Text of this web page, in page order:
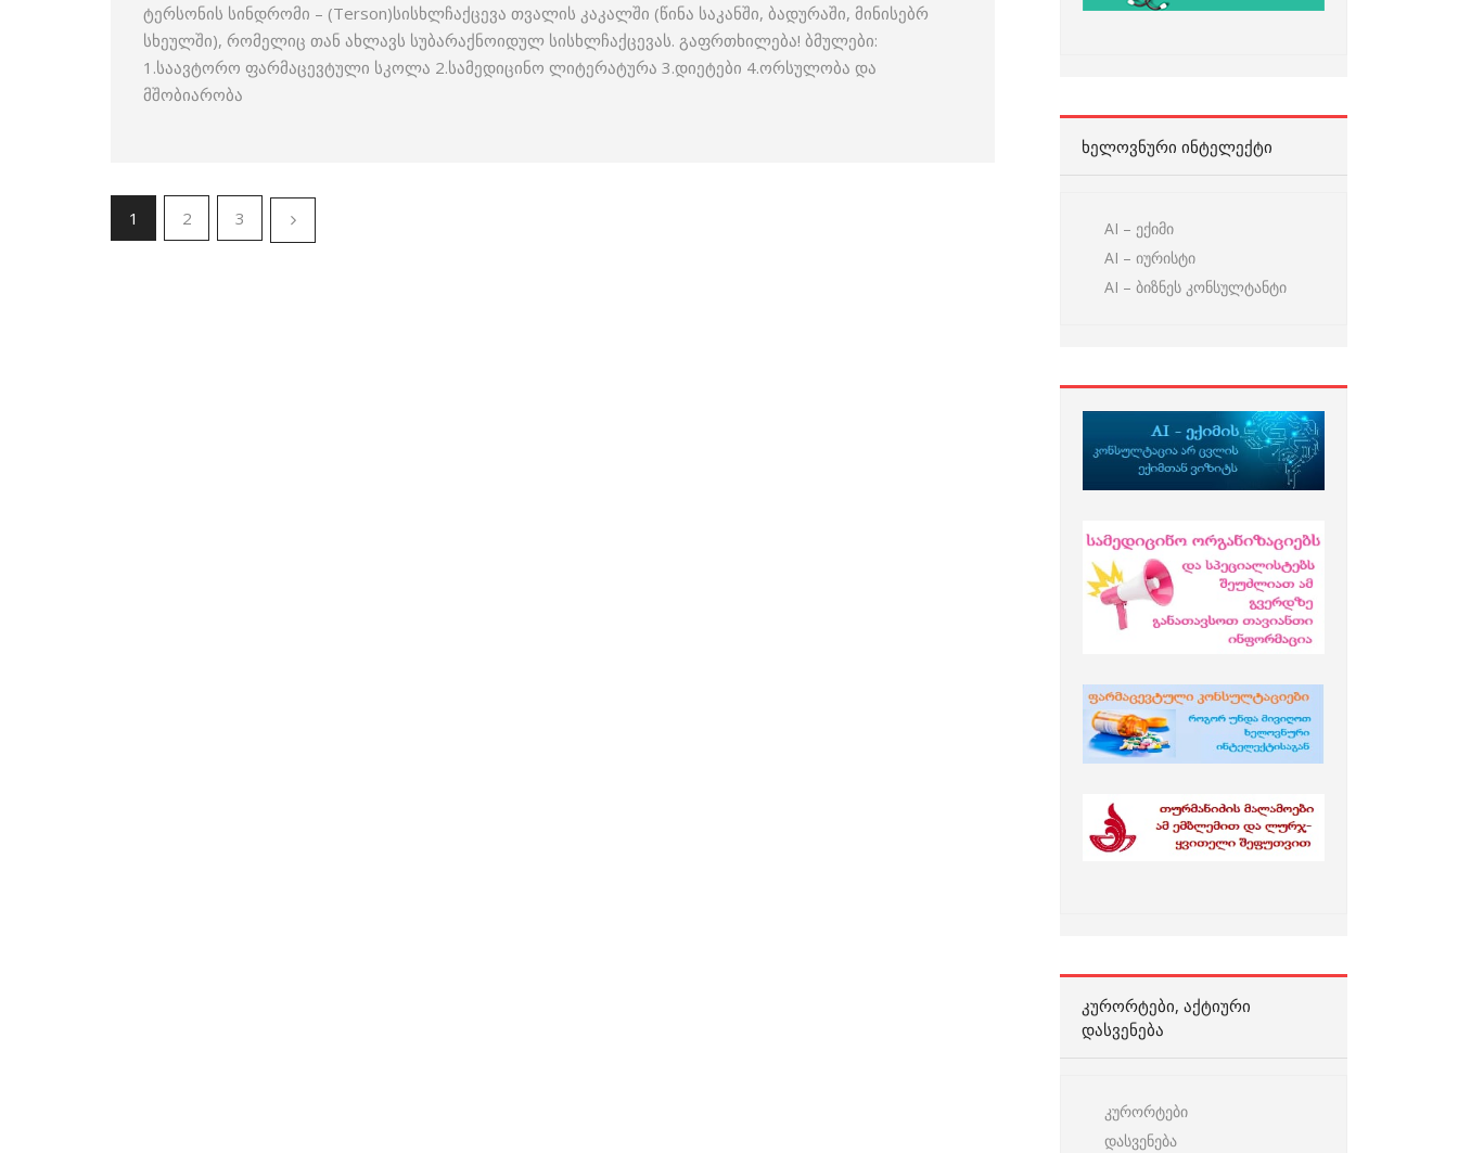
ტერსონის სინდრომი – (Terson)სისხლჩაქცევა თვალის კაკალში (წინა საკანში, ბადურაში, მინისებრ
სხეულში), რომელიც თან ახლავს სუბარაქნოიდულ სისხლჩაქცევას. გაფრთხილება! ბმულები:
1.საავტორო ფარმაცევტული სკოლა 2.სამედიცინო ლიტერატურა 3.დიეტები 4.ორსულობა და
მშობიარობა
1 2 3
ᲮᲔᲚᲝᲕᲜᲣᲠᲘ ᲘᲜᲢᲔᲚᲔᲥᲢᲘ
AI – ექიმი
AI – იურისტი
AI – ბიზნეს კონსულტანტი
ᲙᲣᲠᲝᲠᲢᲔᲑᲘ, ᲐᲥᲢᲘᲣᲠᲘ
ᲓᲐᲡᲕᲔᲜᲔᲑᲐ
კურორტები
დასვენება